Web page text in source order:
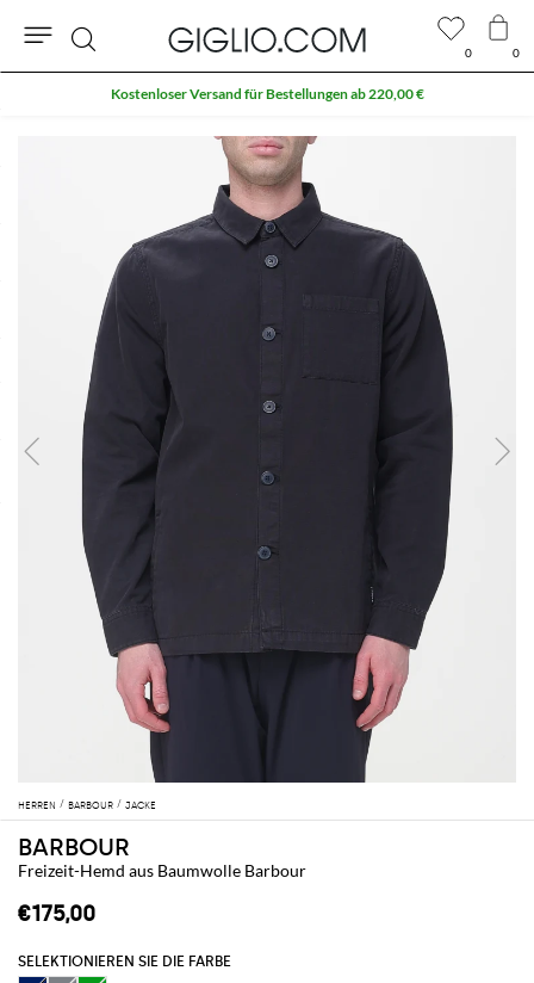
HERREN BARBOUR JACKE
BARBOUR
Freizeit-Hemd aus Baumwolle Barbour
€175,00
SELEKTIONIEREN SIE DIE FARBE
0 0
Suche
Kostenloser Versand für Bestellungen ab 220,00 €